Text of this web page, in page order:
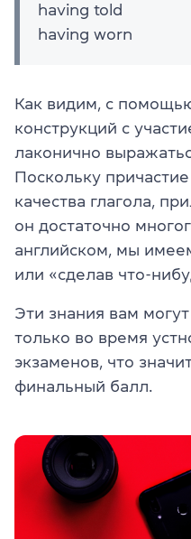
having told
having worn
Как видим, с
конструкций с
лаконично
Поскольку
качества глагола,
он достаточно
английском, мы
или «сделав что-
Эти знания вам
только во время
экзаменов, что
финальный балл.